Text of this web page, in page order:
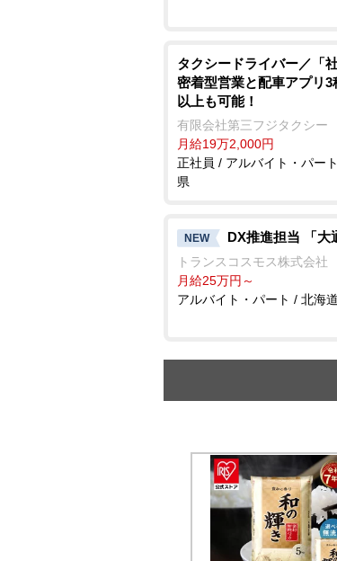
タクシードライバー／「
密着型営業と配車アプリ3
以上も可能！
有限会社第三フジタクシー
月給19万2,000円
正社員 / アルバイト・パー
県
NEW DX推進担当 「大
トランスコスモス株式会社
月給25万円～
アルバイト・パート / 北海道